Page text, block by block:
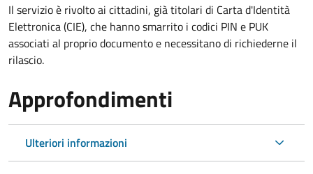
Il servizio è rivolto ai cittadini, già titolari di Carta d'Identità
Elettronica (CIE), che hanno smarrito i codici PIN e PUK
associati al proprio documento e necessitano di richiederne il
rilascio.
Approfondimenti
Ulteriori informazioni